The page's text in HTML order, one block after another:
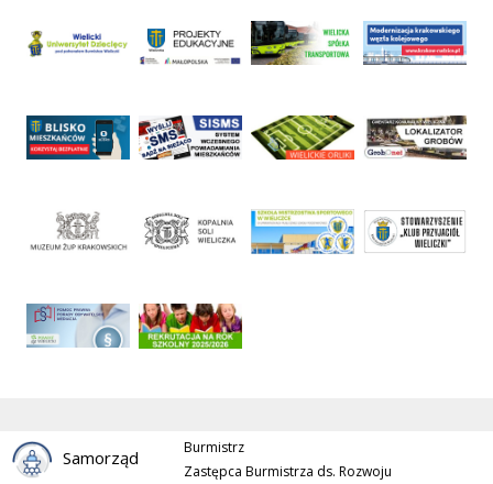
Samorząd
Burmistrz
Zastępca Burmistrza ds. Rozwoju